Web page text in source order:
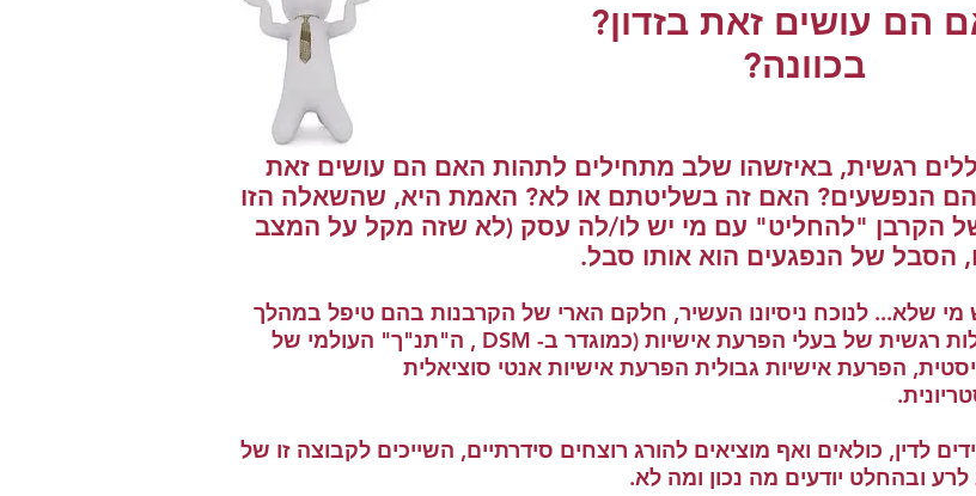
הם עושים זאת בזדון?
בכוונה?
רגשית, באיזשהו שלב מתחילים לתהות האם הם עושים זאת
הנפשעים? האם זה בשליטתם או לא? האמת היא, שהשאלה הזו
הקרבן "להחליט" עם מי יש לו/לה עסק (לא שזה מקל על המצב
הסבל של הנפגעים הוא אותו סבל.
מי שלא... לנוכח ניסיונו העשיר, חלקם הארי של הקרבנות בהם טיפל במהלך
30 השנים האחרונות, הם קרבנות של התעללות רגשית של בעלי הפרעת אישיות (כמוגדר ב- DSM , ה"תנ"ך" העולמי של
הפרעת אישיות גבולית הפרעת אישיות אנטי סוציאלית
לדין, כולאים ואף מוציאים להורג רוצחים סידרתיים, השייכים לקבוצה זו של
ובהחלט יודעים מה נכון ומה לא.